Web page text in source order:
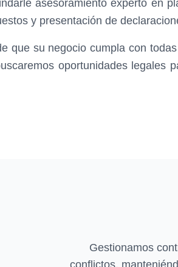
asesoramiento experto en
y presentación de
que su negocio cumpla con
oportunidades legales
Gestionamos
conflictos,